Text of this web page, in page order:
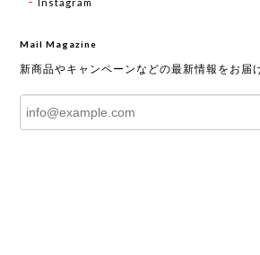
Instagram
Mail Magazine
新商品やキャンペーンなどの最新情報をお届